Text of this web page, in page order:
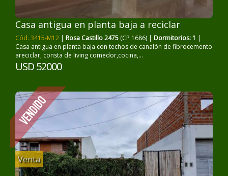
Casa antigua en planta baja a reciclar
Cód. 3415-M12 | Rosa Castillo 2475 (CP 1686) | Dormitorios: 1 |
Casa antigua en planta baja con techos de canalón de fibrocemento
areciclar, consta de living comedor,cocina,...
USD 52000
Venta